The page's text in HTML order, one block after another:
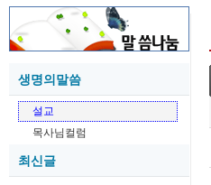
생명의말씀
설교
목사님컬럼
최신글